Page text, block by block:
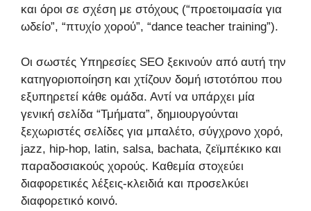
και όροι σε σχέση με στόχους (“προετοιμασία για
ωδείο”, “πτυχίο χορού”, “dance teacher training”).
Οι σωστές Υπηρεσίες SEO ξεκινούν από αυτή την
κατηγοριοποίηση και χτίζουν δομή ιστοτόπου που
εξυπηρετεί κάθε ομάδα. Αντί να υπάρχει μία
γενική σελίδα “Τμήματα”, δημιουργούνται
ξεχωριστές σελίδες για μπαλέτο, σύγχρονο χορό,
jazz, hip-hop, latin, salsa, bachata, ζεϊμπέκικο και
παραδοσιακούς χορούς. Καθεμία στοχεύει
διαφορετικές λέξεις-κλειδιά και προσελκύει
διαφορετικό κοινό.